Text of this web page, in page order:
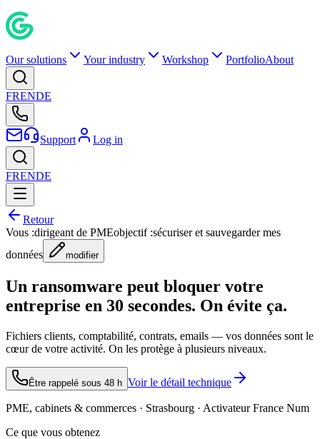
Our solutions Your industry Workshop PortfolioAbout
FRENDE
Support Log in
FRENDE
Retour
Vous :dirigeant de PMEobjectif :sécuriser et sauvegarder mes
données
modifier
Un ransomware peut bloquer votre
entreprise en 30 secondes. On évite ça.
Fichiers clients, comptabilité, contrats, emails — vos données sont le
cœur de votre activité. On les protège à plusieurs niveaux.
Être rappelé sous 48 h Voir le détail technique
PME, cabinets & commerces · Strasbourg · Activateur France Num
Ce que vous obtenez